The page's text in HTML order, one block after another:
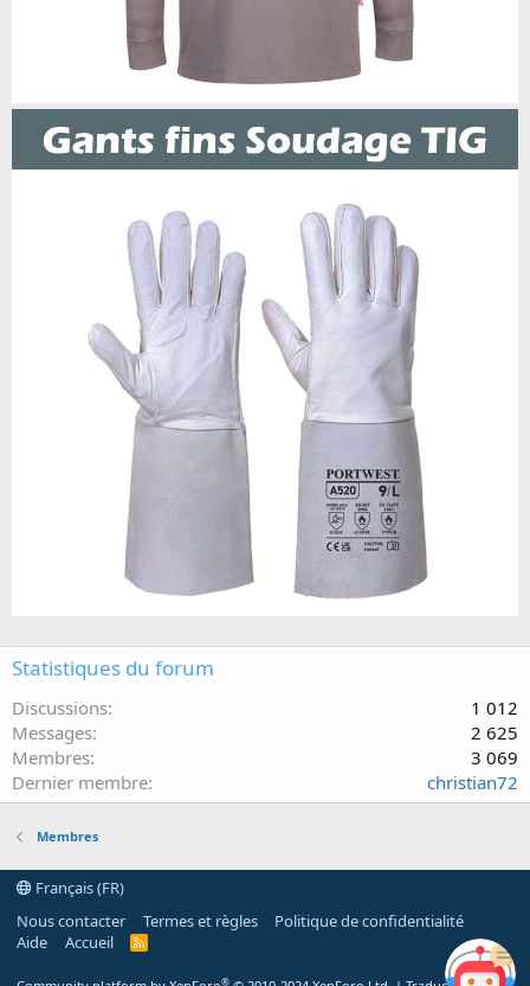
Statistiques du forum
Discussions
1 012
Messages
2 625
Membres
3 069
Dernier membre
christian72
Membres
Français (FR)
Nous contacter
Termes et règles
Politique de confidentialité
Aide
Accueil
R
®